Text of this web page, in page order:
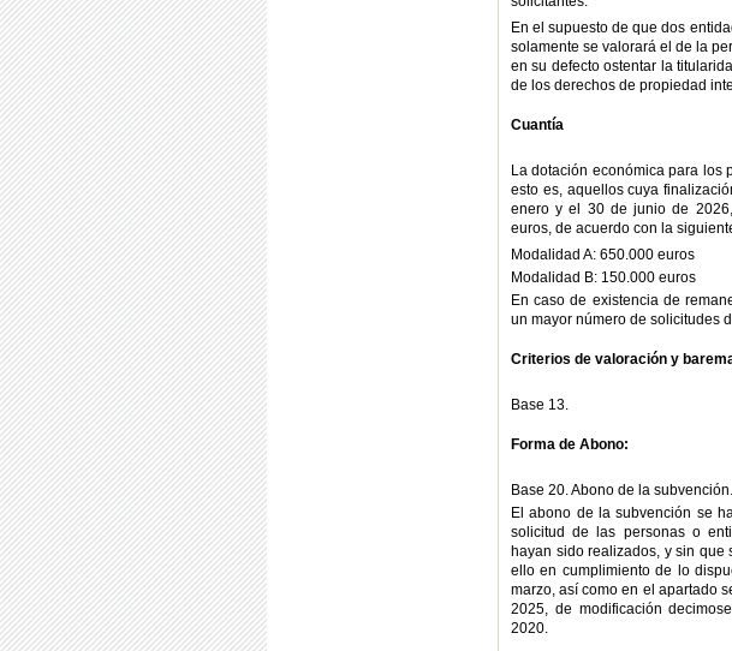
En el supuesto de que dos
solamente se valorará el de la
en su defecto ostentar la
de los derechos de propiedad
Cuantía
La dotación económica para los
esto es, aquellos cuya
enero y el 30 de junio de
euros, de acuerdo con la
Modalidad A: 650.000 euros
Modalidad B: 150.000 euros
En caso de existencia de
un mayor número de solicitudes
Criterios de valoración y
Base 13.
Forma de Abono:
Base 20. Abono de la subvención.
El abono de la subvención se
solicitud de las personas o
hayan sido realizados, y sin
ello en cumplimiento de lo
marzo, así como en el apartado
2025, de modificación
2020.